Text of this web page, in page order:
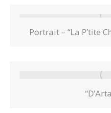
Portrait – “La P’tite